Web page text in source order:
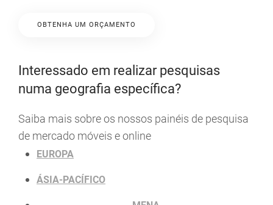
OBTENHA UM ORÇAMENTO
Interessado em realizar pesquisas
numa geografia específica?
Saiba mais sobre os nossos painéis de pesquisa
de mercado móveis e online
EUROPA
ÁSIA-PACÍFICO